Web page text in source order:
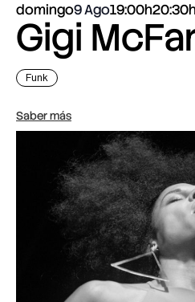
domingo9 Ago19:00h20:30h
Gigi
Funk
Saber más